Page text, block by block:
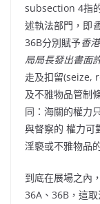
subsection 4指
述執法部門，即
36B分別賦予香
局局長發出書面
走及扣留(seize,
及不雅物品管制
同：海關的權力
與督察的 權力可
淫褻或不雅物品
到底在展場之內
36A、36B，這